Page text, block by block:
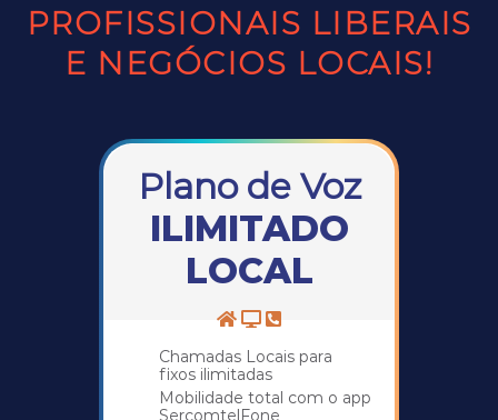
PROFISSIONAIS LIBERAIS
E NEGÓCIOS LOCAIS!
Plano de Voz
ILIMITADO
LOCAL
Chamadas Locais para
fixos ilimitadas
Mobilidade total com o app
SercomtelFone